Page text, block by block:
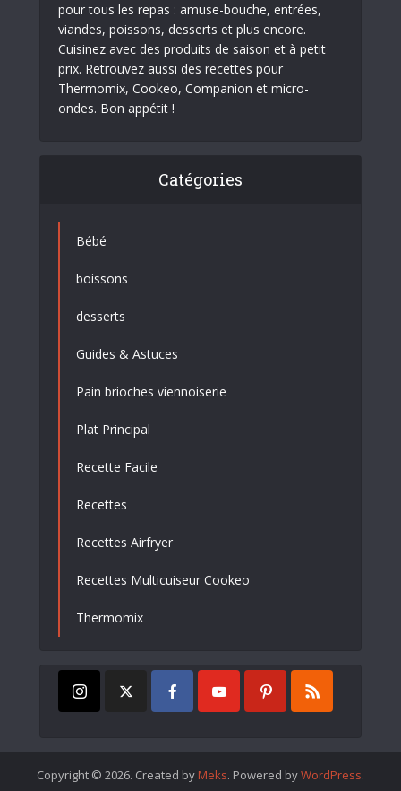
pour tous les repas : amuse-bouche, entrées,
viandes, poissons, desserts et plus encore.
Cuisinez avec des produits de saison et à petit
prix. Retrouvez aussi des recettes pour
Thermomix, Cookeo, Companion et micro-
ondes. Bon appétit !
Catégories
Bébé
boissons
desserts
Guides & Astuces
Pain brioches viennoiserie
Plat Principal
Recette Facile
Recettes
Recettes Airfryer
Recettes Multicuiseur Cookeo
Thermomix
Copyright © 2026. Created by Meks. Powered byWordPress.